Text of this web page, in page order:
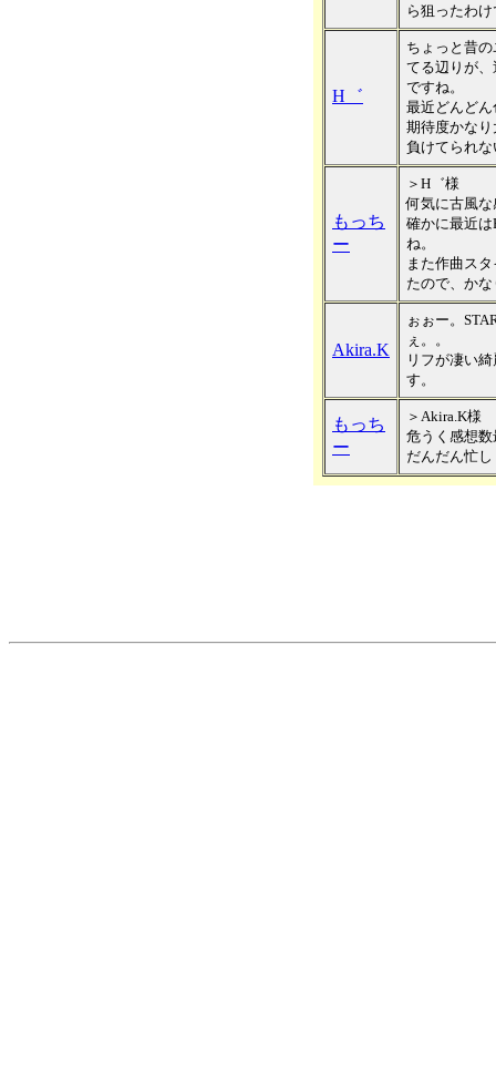
ら狙ったわ
H゛
ちょっと昔
てる辺りが
ですね。
最近どんど
期待度かな
負けてられ
もっち
ー
＞H゛様
何気に古風
確かに最近
ね。
また作曲ス
たので、か
Akira.K
ぉぉー。
ぇ。。
リフが凄い
す。
もっち
ー
＞Akira.K様
危うく感想
だんだん忙